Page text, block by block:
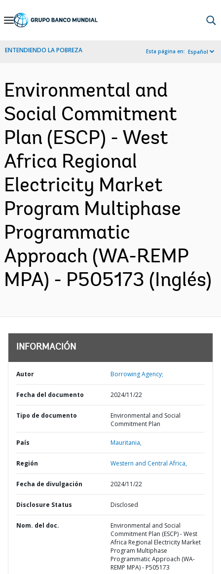
Skip
Navigation
ENTENDIENDO LA POBREZA Esta página en: Español
Environmental and
Social Commitment
Plan (ESCP) - West
Africa Regional
Electricity Market
Program Multiphase
Programmatic
Approach (WA-REMP
MPA) - P505173 (Inglés)
INFORMACIÓN
Autor Borrowing Agency;
Fecha del documento 2024/11/22
Tipo de documento
Environmental and Social
Commitment Plan
País Mauritania,
Región Western and Central Africa,
Fecha de divulgación 2024/11/22
Disclosure Status Disclosed
Nom. del doc.
Environmental and Social
Commitment Plan (ESCP) - West
Africa Regional Electricity Market
Program Multiphase
Programmatic Approach (WA-
REMP MPA) - P505173